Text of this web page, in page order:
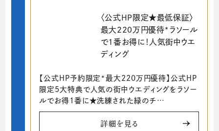
〈公式HP限定★最低保証〉
最大220万円優待*ラソール
で1番お得に！人気街中ウエ
ディング
【公式HP予約限定*最大220万円優待】公式HP
限定5大特典で人気の街中ウエディングをラソー
ルでお得1番に★洗練された緑のチ…
詳細を見る